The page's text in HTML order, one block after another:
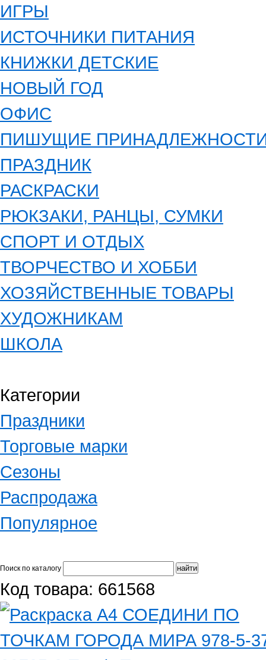
ИГРЫ
ИСТОЧНИКИ ПИТАНИЯ
КНИЖКИ ДЕТСКИЕ
НОВЫЙ ГОД
ОФИС
ПИШУЩИЕ
ПРАЗДНИК
РАСКРАСКИ
РЮКЗАКИ, РАНЦЫ, СУМКИ
СПОРТ И ОТДЫХ
ТВОРЧЕСТВО И ХОББИ
ХОЗЯЙСТВЕННЫЕ ТОВАРЫ
ХУДОЖНИКАМ
ШКОЛА
Категории
Праздники
Торговые марки
Сезоны
Распродажа
Популярное
Поиск по каталогу
Код товара: 661568